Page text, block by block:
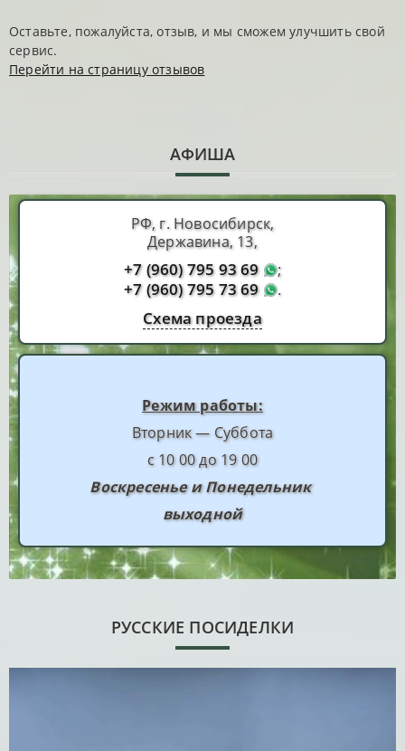
Оставьте, пожалуйста, отзыв, и мы сможем улучшить свой
сервис.
Перейти на страницу отзывов
АФИША
РФ, г. Новосибирск,
Державина, 13,
+7 (960) 795 93 69 ;
+7 (960) 795 73 69 .
Схема проезда
Режим работы:
Вторник — Суббота
с 10 00 до 19 00
Воскресенье и Понедельник
выходной
РУССКИЕ ПОСИДЕЛКИ